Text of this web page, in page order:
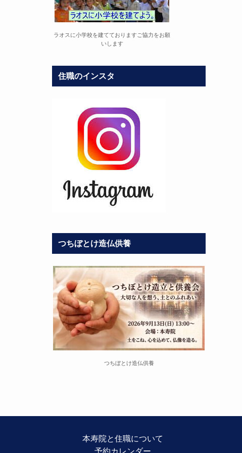
ラオスに小学校を建てておりますご協力をお願
いします
住職のインスタ
つちぼとけ造仏供養
つちぼとけ造仏供養
本寿院と住職について